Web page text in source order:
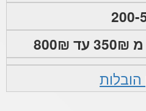
200-
מ 350₪ עד 800₪
הובלות